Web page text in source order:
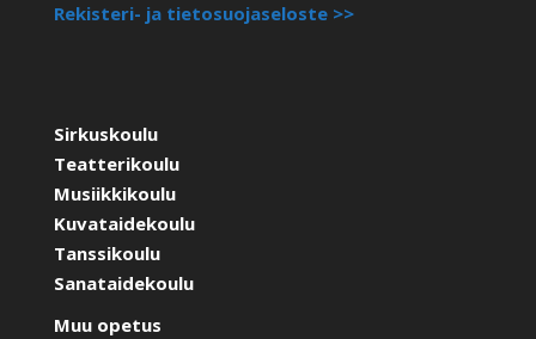
Rekisteri- ja tietosuojaseloste >>
Sirkuskoulu
Teatterikoulu
Musiikkikoulu
Kuvataidekoulu
Tanssikoulu
Sanataidekoulu
Muu opetus